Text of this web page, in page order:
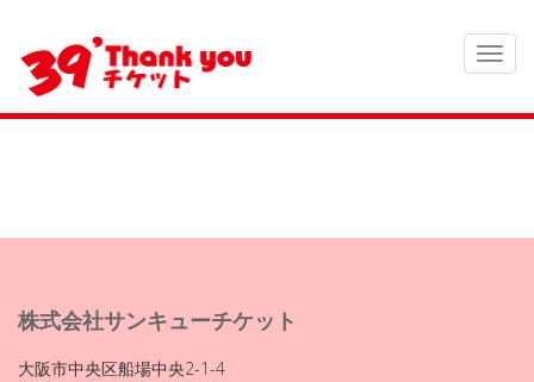
株式会社サンキューチケット
大阪市中央区船場中央2-1-4